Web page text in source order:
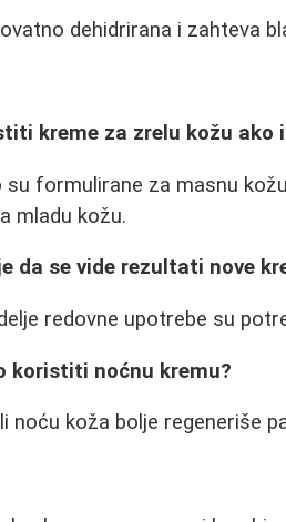
dehidrirana i zahteva
kreme za zrelu kožu ako
su formulirane za masnu
mladu kožu.
da se vide rezultati nove
redovne upotrebe su
koristiti noćnu kremu?
noću koža bolje regeneriše